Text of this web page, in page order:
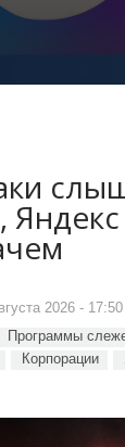
Яндекс
2026 - 17:50
Программы
Корпорации